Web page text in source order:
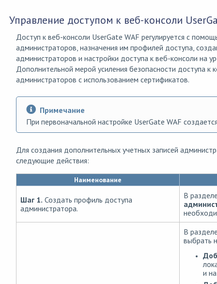
Управление доступом к веб-консоли
Доступ к веб-консоли UserGate WAF регулируется с
администраторов, назначения им профилей доступа,
администраторов и настройки доступа к веб-консоли на
Дополнительной мерой усиления безопасности доступа
администраторов с использованием сертификатов.
Примечание
При первоначальной настройке UserGate WAF
Для создания дополнительных учетных записей
следующие действия:
Наименование
Шаг 1. Создать профиль доступа
администратора.
В
В
выбрать
и